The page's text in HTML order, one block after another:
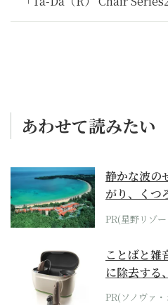
あわせて読みたい
静かな波の
がり、くつ
ホテル by...
PR(星野リゾ
ことばと雑
に除去する
位モデル
PR(ソノヴァ